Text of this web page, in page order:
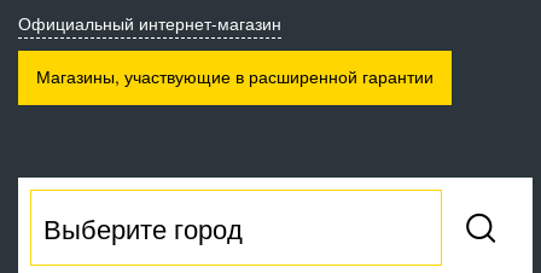
Официальный интернет-магазин
Магазины, участвующие в расширенной гарантии